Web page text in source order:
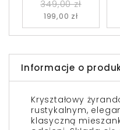
W1
349,00 zł
199,00 zł
Informacje o
Kryształowy
rustykalnym,
klasyczną